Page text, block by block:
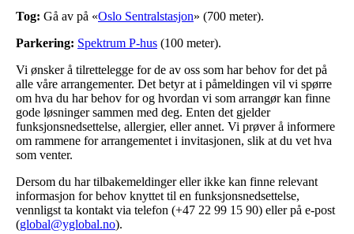
Tog: Gå av på «Oslo Sentralstasjon» (700 meter).
Parkering: Spektrum P-hus (100 meter).
Vi ønsker å tilrettelegge for de av oss som har behov for det på
alle våre arrangementer. Det betyr at i påmeldingen vil vi spørre
om hva du har behov for og hvordan vi som arrangør kan finne
gode løsninger sammen med deg. Enten det gjelder
funksjonsnedsettelse, allergier, eller annet. Vi prøver å informere
om rammene for arrangementet i invitasjonen, slik at du vet hva
som venter.
Dersom du har tilbakemeldinger eller ikke kan finne relevant
informasjon for behov knyttet til en funksjonsnedsettelse,
vennligst ta kontakt via telefon (+47 22 99 15 90) eller på e-post
(global@yglobal.no).